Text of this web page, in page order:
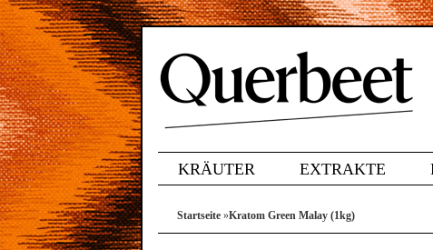
KRÄUTER EXTRAKTE
Startseite »Kratom Green Malay (1kg)